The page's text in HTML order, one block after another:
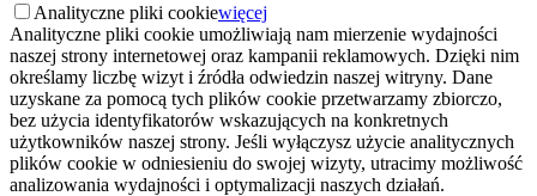
Analityczne pliki cookiewięcej
Analityczne pliki cookie umożliwiają nam mierzenie wydajności
naszej strony internetowej oraz kampanii reklamowych. Dzięki nim
określamy liczbę wizyt i źródła odwiedzin naszej witryny. Dane
uzyskane za pomocą tych plików cookie przetwarzamy zbiorczo,
bez użycia identyfikatorów wskazujących na konkretnych
użytkowników naszej strony. Jeśli wyłączysz użycie analitycznych
plików cookie w odniesieniu do swojej wizyty, utracimy możliwość
analizowania wydajności i optymalizacji naszych działań.